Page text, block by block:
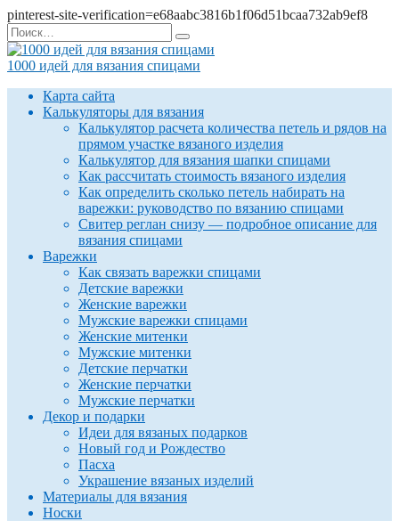
pinterest-site-verification=e68aabc3816b1f06d51bcaa732ab9ef8
Перейти
к
содержанию
Search
for:
1000 идей для вязания спицами
Карта сайта
Калькуляторы для вязания
Калькулятор расчета количества петель и рядов на
прямом участке вязаного изделия
Калькулятор для вязания шапки спицами
Как рассчитать стоимость вязаного изделия
Как определить сколько петель набирать на
варежки: руководство по вязанию спицами
Свитер реглан снизу — подробное описание для
вязания спицами
Варежки
Как связать варежки спицами
Детские варежки
Женские варежки
Мужские варежки спицами
Женские митенки
Мужские митенки
Детские перчатки
Женские перчатки
Мужские перчатки
Декор и подарки
Идеи для вязаных подарков
Новый год и Рождество
Пасха
Украшение вязаных изделий
Материалы для вязания
Носки